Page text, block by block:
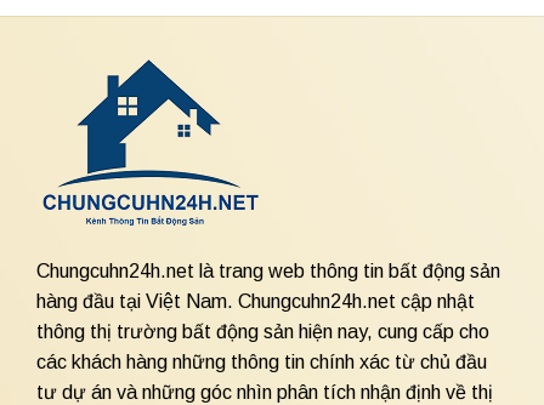
Chungcuhn24h.net là trang web thông tin bất động sản
hàng đầu tại Việt Nam. Chungcuhn24h.net cập nhật
thông thị trường bất động sản hiện nay, cung cấp cho
các khách hàng những thông tin chính xác từ chủ đầu
tư dự án và những góc nhìn phân tích nhận định về thị